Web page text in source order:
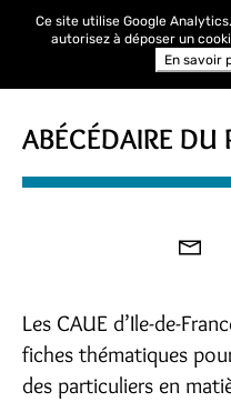
ABÉCÉDAIRE DU
Les CAUE d’Ile-de-
fiches thématiques
des particuliers en
Ce site utilise Google
autorisez à déposer un
En savoir